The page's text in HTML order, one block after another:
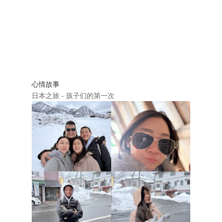
心情故事
日本之旅 - 孩子们的第一次